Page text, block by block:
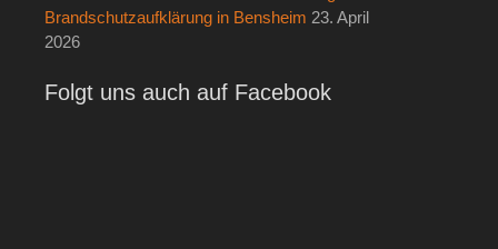
Brandschutzaufklärung in Bensheim 23. April
2026
Folgt uns auch auf Facebook